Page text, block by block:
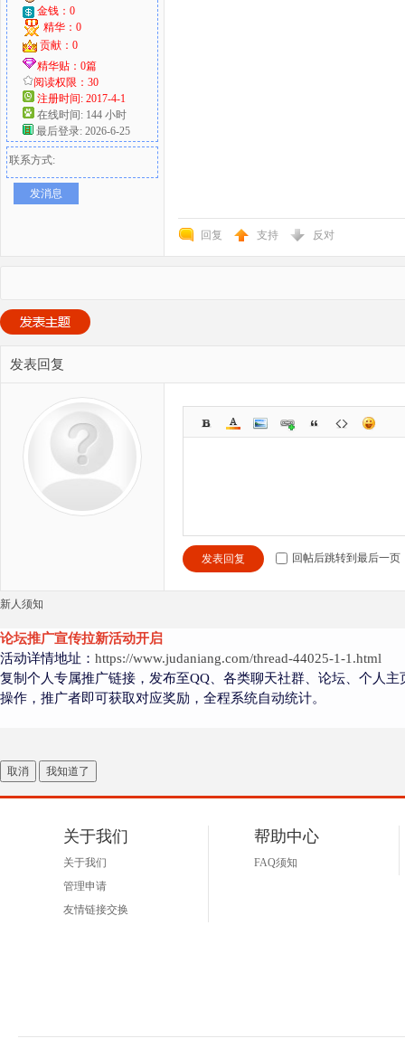
金钱：0
精华：0
贡献：0
精华贴：0篇
阅读权限：30
注册时间: 2017-4-1
在线时间: 144 小时
最后登录: 2026-6-25
联系方式:
发消息
回复 支持 反对
发表回复
发表回复 回帖后跳转到最后一页
新人须知
论坛推广宣传拉新活动开启
活动详情地址： https://www.judaniang.com/thread-44025-1-1.html
复制个人专属推广链接，发布至QQ、各类聊天社群、论坛、个人
操作，推广者即可获取对应奖励，全程系统自动统计。
取消 我知道了
关于我们
关于我们
管理申请
友情链接交换
帮助中心
FAQ须知